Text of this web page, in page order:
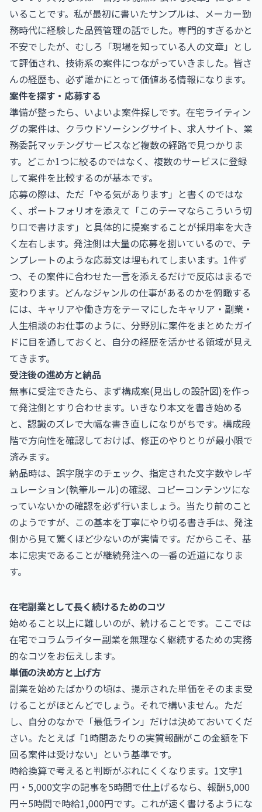
いることです。私が最初に書いたサンプルは、メーカー勤
務時代に経験した品質管理の話でした。専門的すぎるかと
不安でしたが、むしろ「現場を知っている人の文章」とし
て評価され、技術系の案件につながっていきました。皆さ
んの経歴も、必ず誰かにとって価値ある情報になります。
案件を探す・応募する
準備が整ったら、いよいよ案件探しです。在宅ライティン
グの案件は、クラウドソーシングサイト、求人サイト、業
務委託マッチングサービスなど複数の経路で見つかりま
す。どこか1つに絞るのではなく、複数のサービスに登録
して案件を比較するのが基本です。
応募の際は、ただ「やる気があります」と書くのではな
く、ポートフォリオを添えて「このテーマならこういう切
り口で書けます」と具体的に提案することが採用率を大き
く左右します。発注側は大量の応募を捌いているので、テ
ンプレートのような応募文は埋もれてしまいます。1件ず
つ、その案件に合わせた一言を添えるだけで反応はまるで
変わります。どんなジャンルの仕事があるのかを俯瞰する
には、キャリアや働き方をテーマにしたキャリア・副業・
人生相談のお仕事のように、分野別に案件をまとめたガイ
ドに目を通しておくと、自分の経歴を活かせる領域が見え
てきます。
受注後の進め方と納品
無事に受注できたら、まず構成案(見出しの設計図)を作っ
て発注側とすり合わせます。いきなり本文を書き始める
と、認識のズレで大幅な書き直しになりがちです。構成段
階で方向性を確認しておけば、修正のやりとりが最小限で
済みます。
納品時は、誤字脱字のチェック、指定された文字数やレギ
ュレーション(執筆ルール)の確認、コピーコンテンツにな
っていないかの確認を必ず行いましょう。当たり前のこと
のようですが、この基本を丁寧にやり切る書き手は、発注
側から見て驚くほど少ないのが実情です。だからこそ、基
本に忠実であることが継続発注への一番の近道になりま
す。
在宅副業として長く続けるためのコツ
始めること以上に難しいのが、続けることです。ここでは
在宅でコラムライター副業を無理なく継続するための実務
的なコツをお伝えします。
単価の決め方と上げ方
副業を始めたばかりの頃は、提示された単価をそのまま受
けることがほとんどでしょう。それで構いません。ただ
し、自分のなかで「最低ライン」だけは決めておいてくだ
さい。たとえば「1時間あたりの実質報酬がこの金額を下
回る案件は受けない」という基準です。
時給換算で考えると判断がぶれにくくなります。1文字1
円・5,000文字の記事を5時間で仕上げるなら、報酬5,000
円÷5時間で時給1,000円です。これが速く書けるようにな